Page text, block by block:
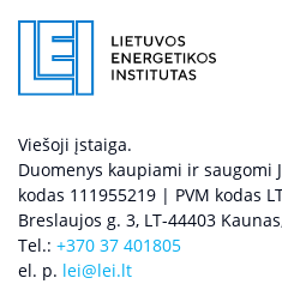
Viešoji įstaiga.
Duomenys kaupiami ir
kodas 111955219 | PVM kodas
Breslaujos g. 3, LT-44403
Tel.: +370 37 401805
el. p. lei@lei.lt